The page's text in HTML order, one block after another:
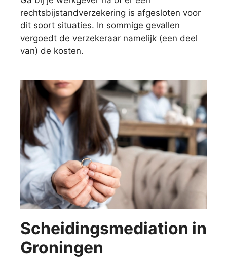
rechtsbijstandverzekering is afgesloten voor
dit soort situaties. In sommige gevallen
vergoedt de verzekeraar namelijk (een deel
van) de kosten.
Scheidingsmediation in
Groningen